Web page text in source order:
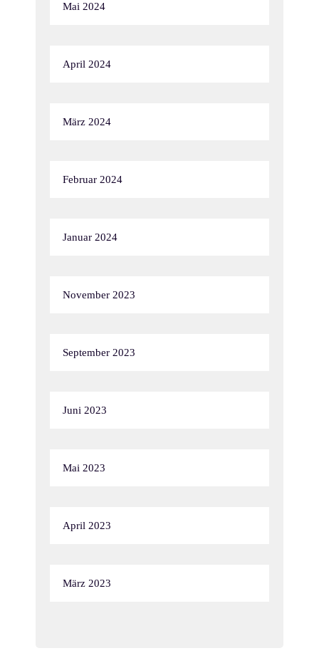
Mai 2024
April 2024
März 2024
Februar 2024
Januar 2024
November 2023
September 2023
Juni 2023
Mai 2023
April 2023
März 2023